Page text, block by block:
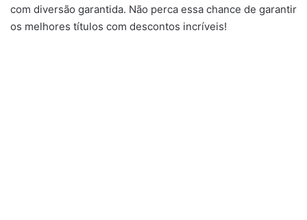
com diversão garantida. Não perca essa chance de garantir
os melhores títulos com descontos incríveis!